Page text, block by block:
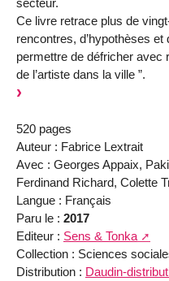
Ce livre retrace plus de
rencontres, d’hypothèses
permettre de défricher avec
de l’artiste dans la ville ”.
520 pages
Auteur : Fabrice Lextrait
Avec : Georges Appaix,
Ferdinand Richard, Colette
Langue : Français
Paru le : 2017
Editeur : Sens & Tonka
Collection : Sciences
Distribution : Daudin-